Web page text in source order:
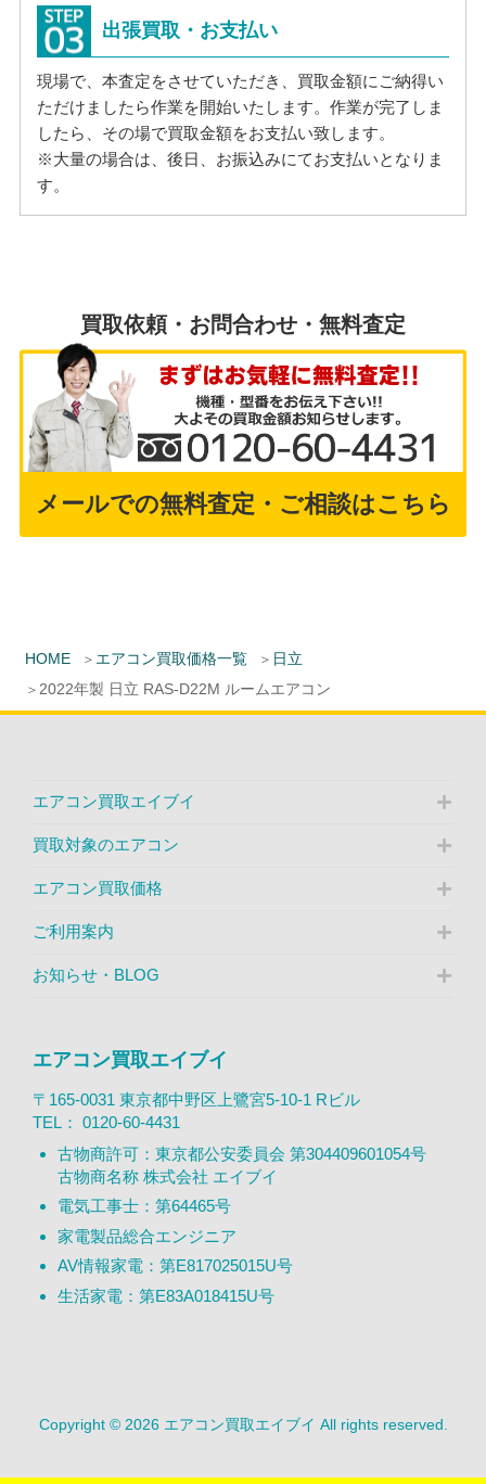
HOME エアコン買取価格一覧
日立
2022年製 日立 RAS-D22M ルームエアコン
出張買取・お支払い
現場で、本査定をさせていただき、買取金額にご納得い
ただけましたら作業を開始いたします。作業が完了しま
したら、その場で買取金額をお支払い致します。
※大量の場合は、後日、お振込みにてお支払いとなりま
す。
買取依頼・お問合わせ・無料査定
メールでの無料査定・ご相談はこちら
エアコン買取エイブイ
買取対象のエアコン
エアコン買取価格
ご利用案内
お知らせ・BLOG
エアコン買取エイブイ
〒165-0031 東京都中野区上鷺宮5-10-1 Rビル
TEL： 0120-60-4431
古物商許可：東京都公安委員会 第304409601054号
古物商名称 株式会社 エイブイ
電気工事士：第64465号
家電製品総合エンジニア
AV情報家電：第E817025015U号
生活家電：第E83A018415U号
Copyright © 2026 エアコン買取エイブイ All rights reserved.